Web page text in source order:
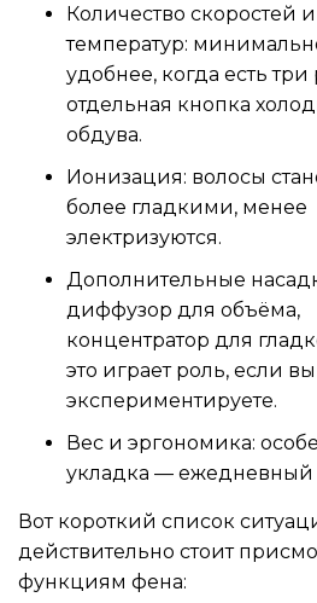
Количество скоростей и
температур:
удобнее, когда есть
отдельная кнопка
обдува.
Ионизация: волосы
более гладкими, менее
электризуются.
Дополнительные
диффузор для объёма,
концентратор для
это играет роль, если вы
экспериментируете.
Вес и эргономика:
укладка — ежедневный
Вот короткий список
действительно стоит
функциям фена: